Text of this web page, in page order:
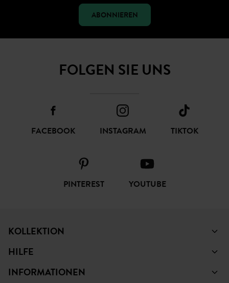
ABONNIEREN
FOLGEN SIE UNS
FACEBOOK INSTAGRAM TIKTOK
PINTEREST YOUTUBE
KOLLEKTION
HILFE
INFORMATIONEN